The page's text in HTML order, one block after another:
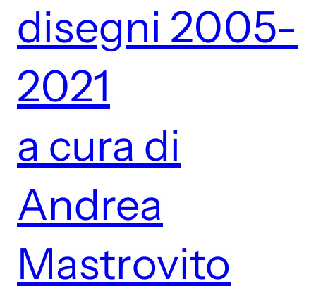
disegni 2005-
2021
a cura di
Andrea
Mastrovito